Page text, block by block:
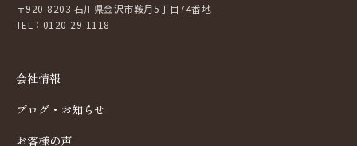
〒920-8203 石川県金沢市鞍月5丁目74番地
TEL：0120-29-1118
会社情報
ブログ・お知らせ
お客様の声